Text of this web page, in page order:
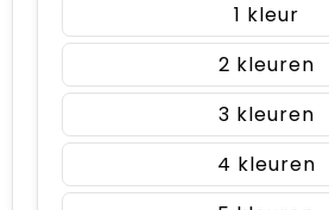
1
2
3
4